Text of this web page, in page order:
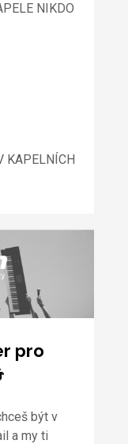
NIKDO
KAPELNÍCH
pro
být v
a my ti